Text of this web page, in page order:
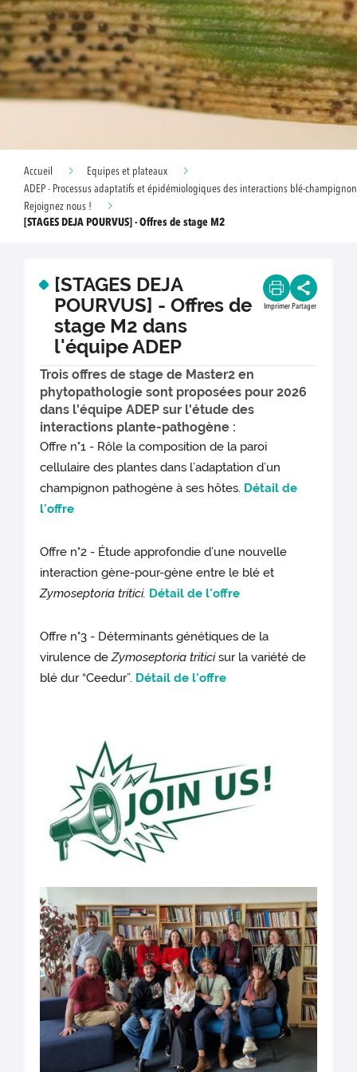
Accueil
Equipes et plateaux
ADEP - Processus adaptatifs et épidémiologiques des interactions blé-
Rejoignez nous !
[STAGES DEJA POURVUS] - Offres de stage M2
[STAGES DEJA
POURVUS] - Offres de
stage M2 dans
l'équipe ADEP
Imprimer Partager
Trois offres de stage de Master2 en
phytopathologie sont proposées pour 2026
dans l'équipe ADEP sur l'étude des
interactions plante-pathogène :
Offre n°1 - Rôle la composition de la paroi
cellulaire des plantes dans l’adaptation d’un
champignon pathogène à ses hôtes. Détail de
l'offre
Offre n°2 - Étude approfondie d’une nouvelle
interaction gène-pour-gène entre le blé et
Zymoseptoria tritici. Détail de l'offre
Offre n°3 - Déterminants génétiques de la
virulence deZymoseptoria triticisur la variété de
blé dur “Ceedur”. Détail de l'offre